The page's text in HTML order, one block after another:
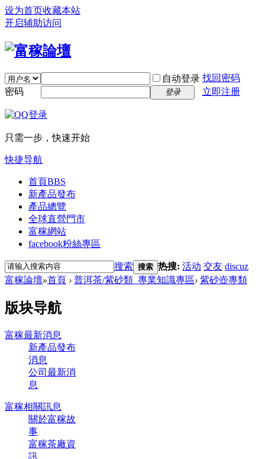
设为首页收藏本站
开启辅助访问
自动登录 找回密码
密码
登录 立即注册
只需一步，快速开始
快捷导航
首頁BBS
新產品發布
產品總覽
全球直營門市
富稼網站
facebook粉絲專區
搜索 搜索 热搜: 活动 交友 discuz
富稼論壇»首頁 › 普洱茶/紫砂類_專業知識專區› 紫砂壺專類
版块导航
富稼最新消息
新產品發布
消息
公司最新消
息
富稼相關訊息
關於富稼故
事
富稼茶廠資
訊